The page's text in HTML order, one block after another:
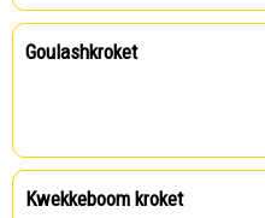
Goulashkroket
Kwekkeboom kroket